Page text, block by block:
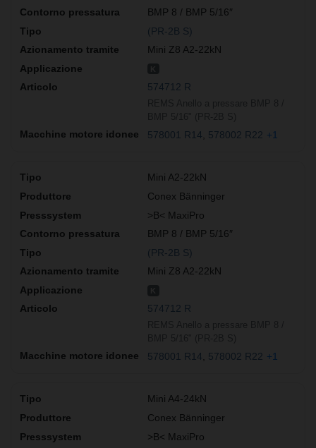
BMP 8 / BMP 5/16″
(PR-2B S)
Mini Z8 A2-22kN
574712 R
578001 R14 578002 R22 +1
Mini A2-22kN
Conex Bänninger
>B< MaxiPro
BMP 8 / BMP 5/16″
(PR-2B S)
Mini Z8 A2-22kN
574712 R
578001 R14 578002 R22 +1
Mini A4-24kN
Conex Bänninger
>B< MaxiPro